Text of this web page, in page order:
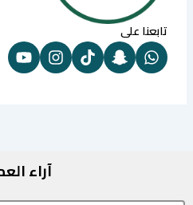
تابعنا على
آراء